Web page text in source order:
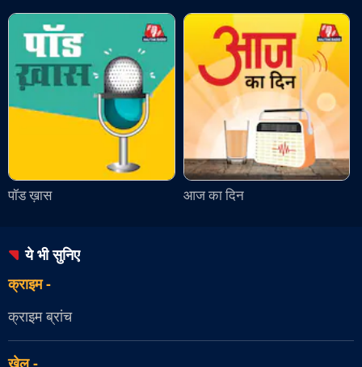
पॉड ख़ास आज का दिन
ये भी सुनिए
क्राइम-
क्राइम ब्रांच
खेल-